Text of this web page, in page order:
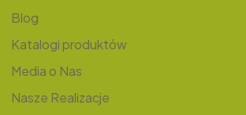
Blog
Katalogi produktów
Media o Nas
Nasze Realizacje